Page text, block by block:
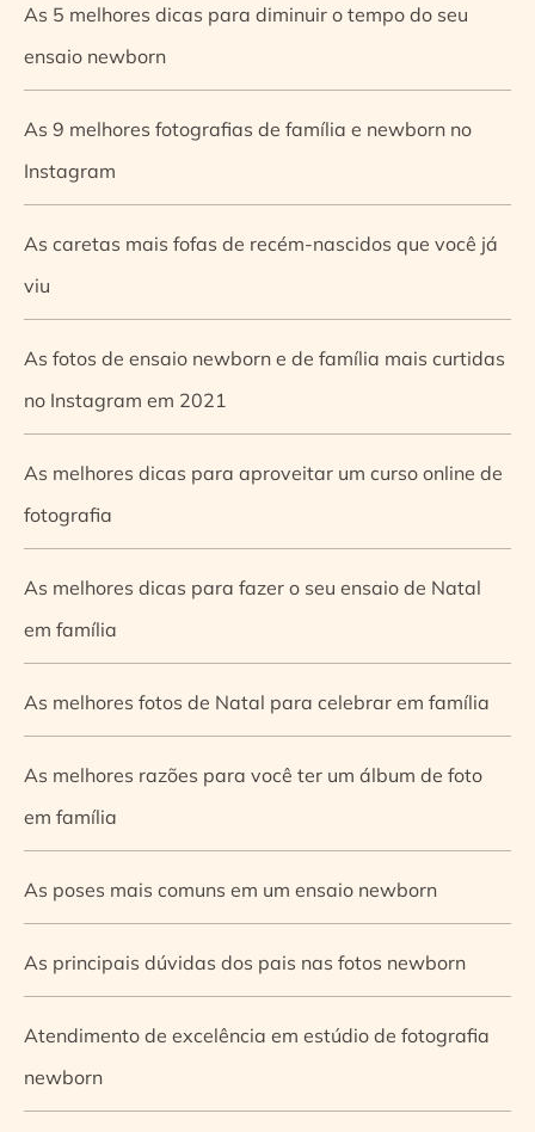
As 5 melhores dicas para diminuir o tempo do seu
ensaio newborn
As 9 melhores fotografias de família e newborn no
Instagram
As caretas mais fofas de recém-nascidos que você já
viu
As fotos de ensaio newborn e de família mais curtidas
no Instagram em 2021
As melhores dicas para aproveitar um curso online de
fotografia
As melhores dicas para fazer o seu ensaio de Natal
em família
As melhores fotos de Natal para celebrar em família
As melhores razões para você ter um álbum de foto
em família
As poses mais comuns em um ensaio newborn
As principais dúvidas dos pais nas fotos newborn
Atendimento de excelência em estúdio de fotografia
newborn